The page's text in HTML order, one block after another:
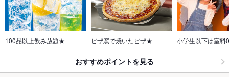
100品以上飲み放題★ ピザ窯で焼いたピザ★ 小学生以下は室
おすすめポイントを見る